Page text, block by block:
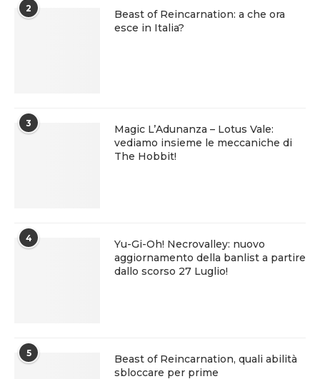
2
Beast of Reincarnation: a che ora
esce in Italia?
3
Magic L’Adunanza – Lotus Vale:
vediamo insieme le meccaniche di
The Hobbit!
4
Yu-Gi-Oh! Necrovalley: nuovo
aggiornamento della banlist a partire
dallo scorso 27 Luglio!
5
Beast of Reincarnation, quali abilità
sbloccare per prime